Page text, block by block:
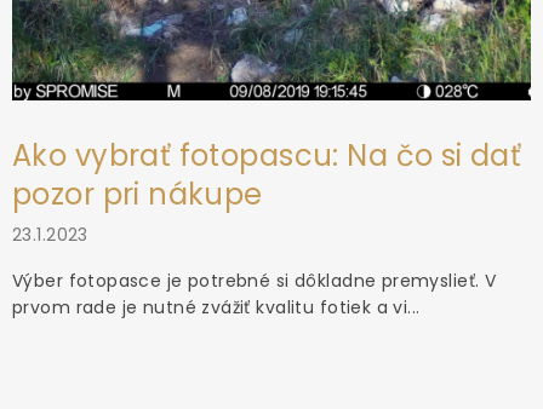
Ako vybrať fotopascu: Na čo si dať
pozor pri nákupe
23.1.2023
Výber fotopasce je potrebné si dôkladne premyslieť. V
prvom rade je nutné zvážiť kvalitu fotiek a vi...